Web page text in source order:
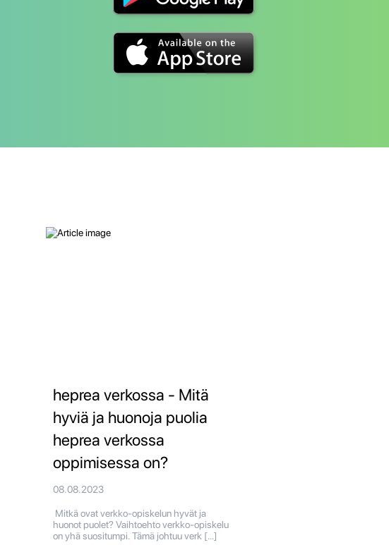
heprea verkossa - Mitä
hyviä ja huonoja puolia
heprea verkossa
oppimisessa on?
08.08.2023
Mitkä ovat verkko-opiskelun hyvät ja
huonot puolet? Vaihtoehto verkko-opiskelu
on yhä suositumpi. Tämä johtuu verk […]